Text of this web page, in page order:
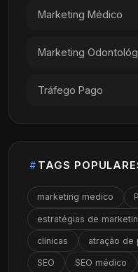
Marketing Médico
Marketing
Tráfego Pago
TAGS
marketing medico
estratégias de
clínicas atração de
SEO SEO médico